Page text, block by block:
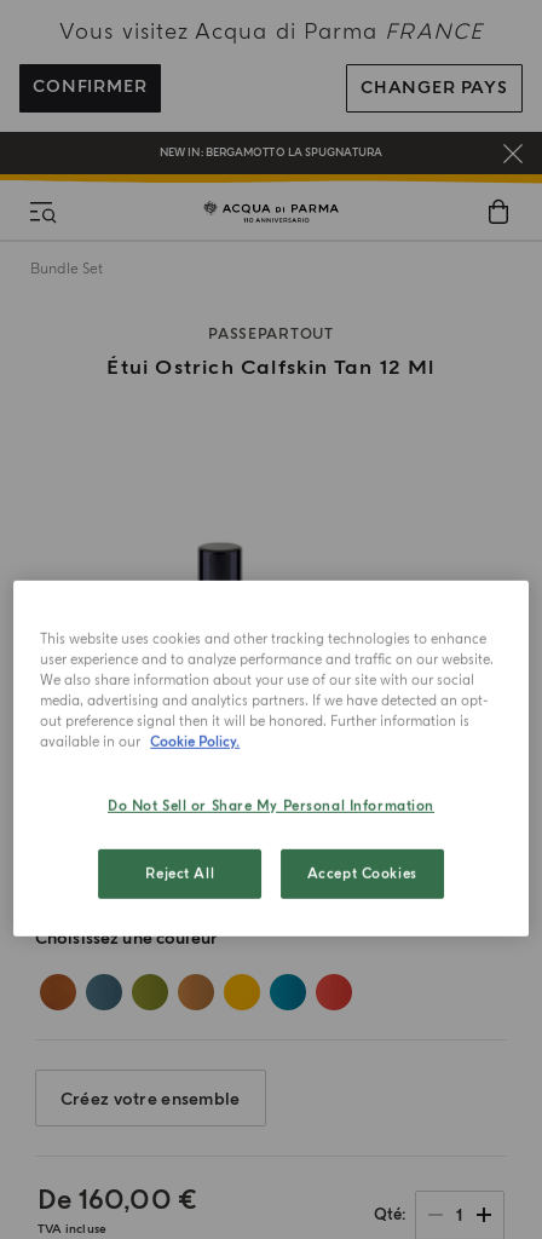
Vous visitez Acqua di Parma FRANCE
CONFIRMER CHANGER PAYS
À 120€
INSCRIVEZ-VOUS ET PROFITEZ DE NOS AVANTAGES
CADEAU OFFERT POUR TOUTE COMMANDE SUPÉRIEURE À 180€
NEW IN: BERGAMOTTO LA SPUGNATURA
Bundle Set
PASSEPARTOUT
Étui Ostrich Calfskin Tan 12 Ml
Choisissez une couleur
Créez votre ensemble
De 160,00 €
TVA incluse
Qté 1
This website uses cookies and other tracking technologies to enhance
user experience and to analyze performance and traffic on our website.
We also share information about your use of our site with our social
media, advertising and analytics partners. If we have detected an opt-
out preference signal then it will be honored. Further information is
available in our Cookie Policy.
Do Not Sell or Share My Personal Information
Reject All Accept Cookies